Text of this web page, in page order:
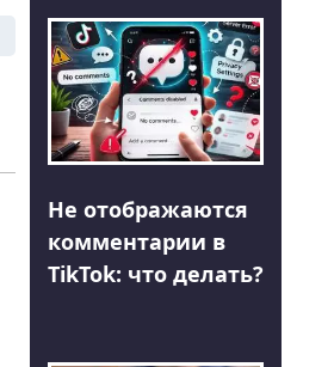
Не отображаются
комментарии в
TikTok: что делать?